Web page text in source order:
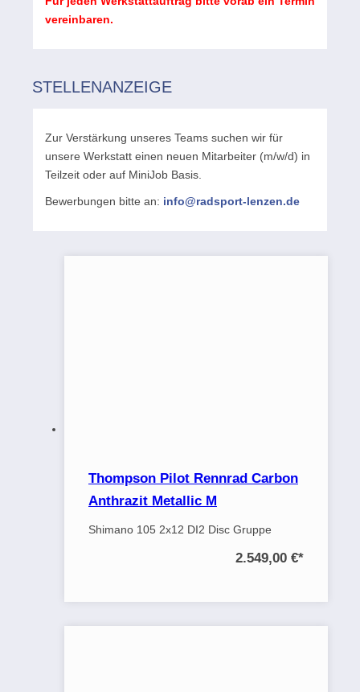
vereinbaren.
STELLENANZEIGE
Zur Verstärkung unseres Teams suchen wir für
unsere Werkstatt einen neuen Mitarbeiter (m/w/d) in
Teilzeit oder auf MiniJob Basis.
Bewerbungen bitte an: info@radsport-lenzen.de
Thompson Pilot Rennrad Carbon
Anthrazit Metallic M
Shimano 105 2x12 DI2 Disc Gruppe
2.549,00 €*